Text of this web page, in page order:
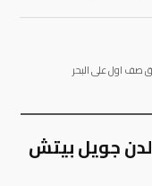
صف اول على البحر
جويل بيتش